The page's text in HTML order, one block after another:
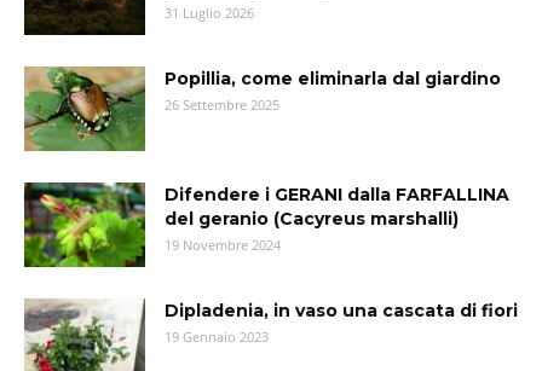
31 Luglio 2026
Popillia, come eliminarla dal giardino
26 Settembre 2025
Difendere i GERANI dalla FARFALLINA
del geranio (Cacyreus marshalli)
19 Novembre 2024
Dipladenia, in vaso una cascata di fiori
19 Gennaio 2023